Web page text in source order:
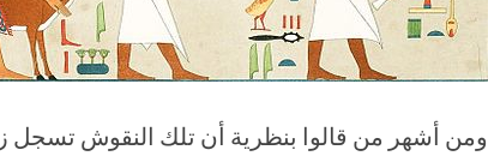
ومن أشهر من قالوا بنظرية أن تلك النقوش تسجل